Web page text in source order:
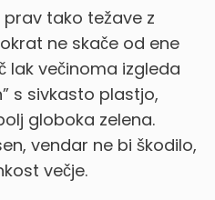
prav tako težave z
ne skače od ene
lak večinoma izgleda
s sivkasto plastjo,
globoka zelena.
vendar ne bi škodilo,
večje.